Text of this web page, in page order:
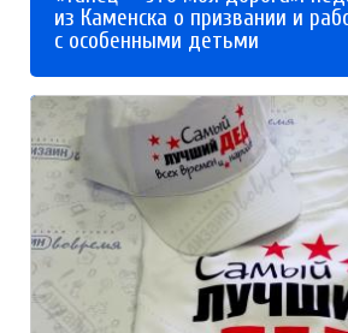
из Каменска о призвании и
с особенными детьми